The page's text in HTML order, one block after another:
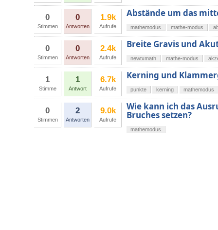
0
Stimmen
0
Antworten
1.9k
Aufrufe
Abstände um das
mathemodus mathe-modus
0
Stimmen
0
Antworten
2.4k
Aufrufe
Breite Gravis und
newtxmath mathe-modus
1
Stimme
1
Antwort
6.7k
Aufrufe
Kerning und
punkte kerning mathemodus
0
Stimmen
2
Antworten
9.0k
Aufrufe
Wie kann ich das
Bruches setzen?
mathemodus